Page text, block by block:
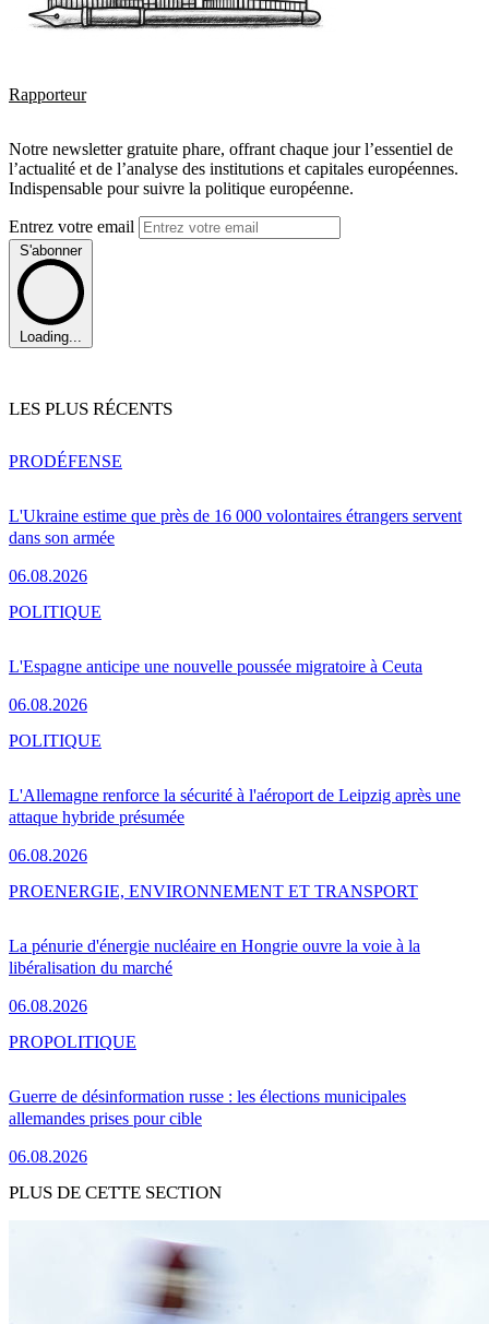
Rapporteur
Notre newsletter gratuite phare, offrant chaque jour l’essentiel de
l’actualité et de l’analyse des institutions et capitales européennes.
Indispensable pour suivre la politique européenne.
Entrez votre email
S'abonner
Loading...
LES PLUS RÉCENTS
L'Ukraine estime que près de 16 000 volontaires étrangers servent
dans son armée
06.08.2026
PRODÉFENSE
L'Espagne anticipe une nouvelle poussée migratoire à Ceuta
06.08.2026
POLITIQUE
L'Allemagne renforce la sécurité à l'aéroport de Leipzig après une
attaque hybride présumée
06.08.2026
POLITIQUE
La pénurie d'énergie nucléaire en Hongrie ouvre la voie à la
libéralisation du marché
06.08.2026
PROENERGIE, ENVIRONNEMENT ET TRANSPORT
Guerre de désinformation russe : les élections municipales
allemandes prises pour cible
06.08.2026
PROPOLITIQUE
PLUS DE CETTE SECTION